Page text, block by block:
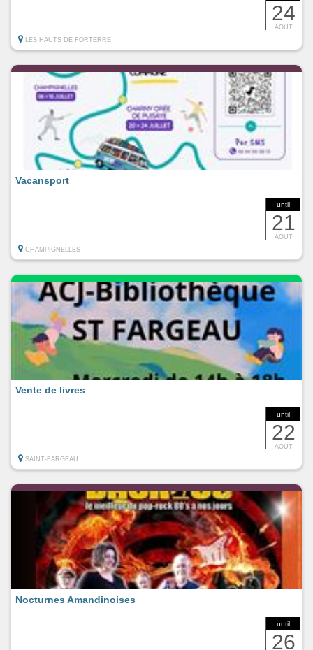
24
AOUT
LES HAUTS DE FORTERRE
until
21
AOUT
Vacansport
CHAMPIGNELLES
until
22
AOUT
Vente de livres
SAINT-FARGEAU
until
26
Nocturnes Amandinoises